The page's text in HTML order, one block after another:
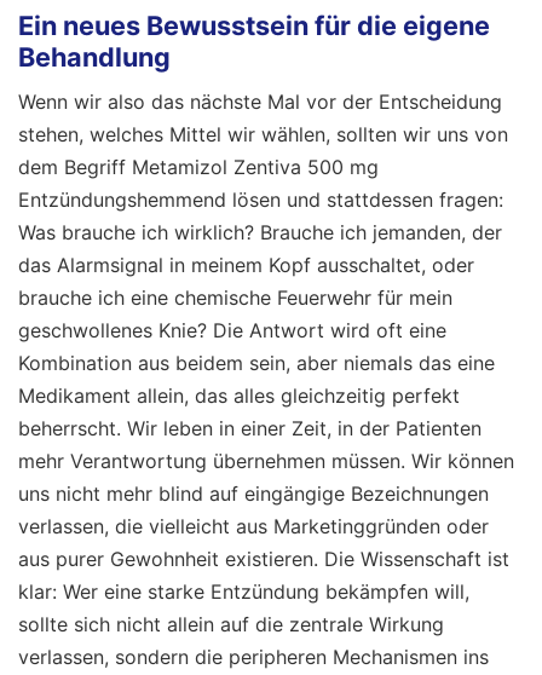
Ein neues Bewusstsein für die eigene
Behandlung
Wenn wir also das nächste Mal vor der Entscheidung
stehen, welches Mittel wir wählen, sollten wir uns von
dem Begriff Metamizol Zentiva 500 mg
Entzündungshemmend lösen und stattdessen fragen:
Was brauche ich wirklich? Brauche ich jemanden, der
das Alarmsignal in meinem Kopf ausschaltet, oder
brauche ich eine chemische Feuerwehr für mein
geschwollenes Knie? Die Antwort wird oft eine
Kombination aus beidem sein, aber niemals das eine
Medikament allein, das alles gleichzeitig perfekt
beherrscht. Wir leben in einer Zeit, in der Patienten
mehr Verantwortung übernehmen müssen. Wir können
uns nicht mehr blind auf eingängige Bezeichnungen
verlassen, die vielleicht aus Marketinggründen oder
aus purer Gewohnheit existieren. Die Wissenschaft ist
klar: Wer eine starke Entzündung bekämpfen will,
sollte sich nicht allein auf die zentrale Wirkung
verlassen, sondern die peripheren Mechanismen ins